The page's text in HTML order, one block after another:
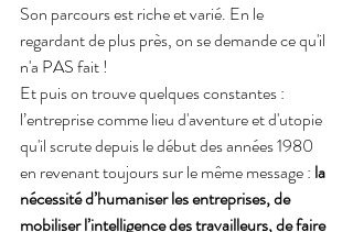
Son parcours est riche et varié. En le
regardant de plus près, on se demande ce qu'il
n'a PAS fait !
Et puis on trouve quelques constantes :
l’entreprise comme lieu d'aventure et d'utopie
qu'il scrute depuis le début des années 1980
en revenant toujours sur le même message : la
nécessité d’humaniser les entreprises, de
mobiliser l’intelligence des travailleurs, de faire